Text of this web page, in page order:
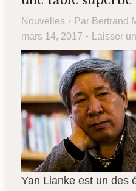
Nouvelles Par Bertrand
mars 14, 2017
Laisser
Yan Lianke est un des